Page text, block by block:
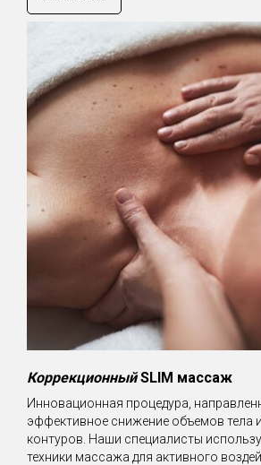
КоррекционныйSLIM массаж
Инновационная процедура,
эффективное снижение объемов тела
контуров. Наши специалисты
техники массажа для активного